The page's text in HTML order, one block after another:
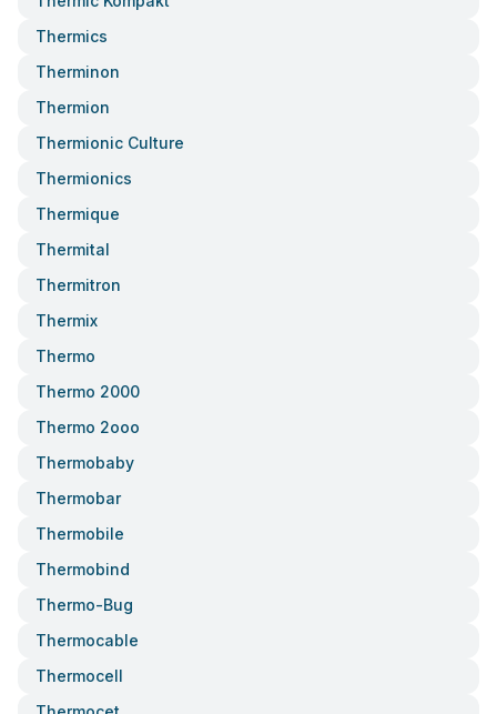
Thermics
Therminon
Thermion
Thermionic Culture
Thermionics
Thermique
Thermital
Thermitron
Thermix
Thermo
Thermo 2000
Thermo 2ooo
Thermobaby
Thermobar
Thermobile
Thermobind
Thermo-Bug
Thermocable
Thermocell